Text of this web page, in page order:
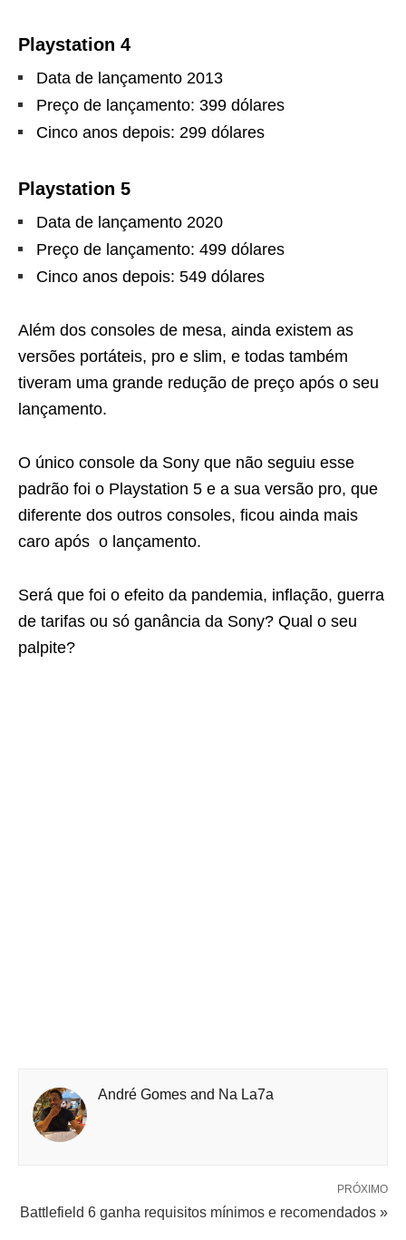
Playstation 4
Data de lançamento 2013
Preço de lançamento: 399 dólares
Cinco anos depois: 299 dólares
Playstation 5
Data de lançamento 2020
Preço de lançamento: 499 dólares
Cinco anos depois: 549 dólares
Além dos consoles de mesa, ainda existem as
versões portáteis, pro e slim, e todas também
tiveram uma grande redução de preço após o seu
lançamento.
O único console da Sony que não seguiu esse
padrão foi o Playstation 5 e a sua versão pro, que
diferente dos outros consoles, ficou ainda mais
caro após o lançamento.
Será que foi o efeito da pandemia, inflação, guerra
de tarifas ou só ganância da Sony? Qual o seu
palpite?
André Gomes and Na La7a
PRÓXIMO
Battlefield 6 ganha requisitos mínimos e recomendados »